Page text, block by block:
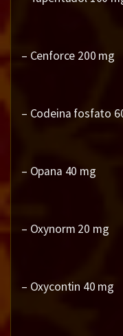
– Cenforce 200 mg
– Codeina fosfato
– Opana 40 mg
– Oxynorm 20 mg
– Oxycontin 40 mg